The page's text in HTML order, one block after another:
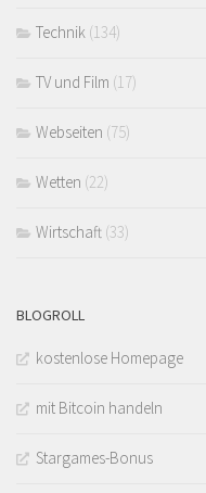
Technik (134)
TV und Film (17)
Webseiten (75)
Wetten (22)
Wirtschaft (33)
BLOGROLL
kostenlose Homepage
mit Bitcoin handeln
Stargames-Bonus